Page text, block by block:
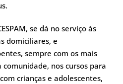
se dá no serviço às
domiciliares, e
sempre com os mais
nos cursos para
crianças e adolescentes,